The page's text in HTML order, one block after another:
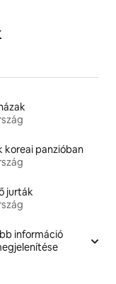
koreai panzióban
jurták
információ